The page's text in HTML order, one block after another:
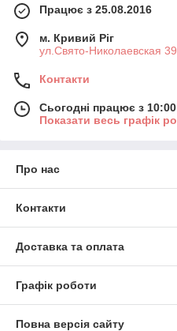
Працює з 25.08.2016
м. Кривий Ріг
ул.Свято-Николаевская
Контакти
Сьогодні працює з
Показати весь графік
Про нас
Контакти
Доставка та оплата
Графік роботи
Повна версія сайту